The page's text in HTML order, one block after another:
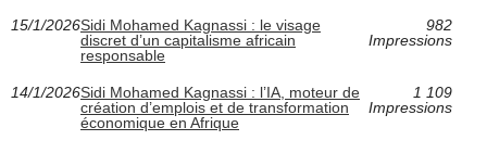
15/1/2026Sidi Mohamed Kagnassi : le visage
discret d’un capitalisme africain
responsable
982
Impressions
14/1/2026Sidi Mohamed Kagnassi : l’IA, moteur de
création d’emplois et de transformation
économique en Afrique
1 109
Impressions